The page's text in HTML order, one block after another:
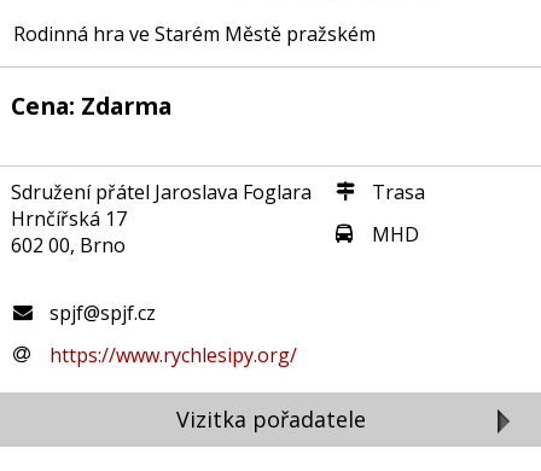
Rodinná hra ve Starém Městě pražském
Cena: Zdarma
Sdružení přátel Jaroslava Foglara
Hrnčířská 17
602 00, Brno
Trasa
MHD
spjf@spjf.cz
https://www.rychlesipy.org/
Vizitka pořadatele